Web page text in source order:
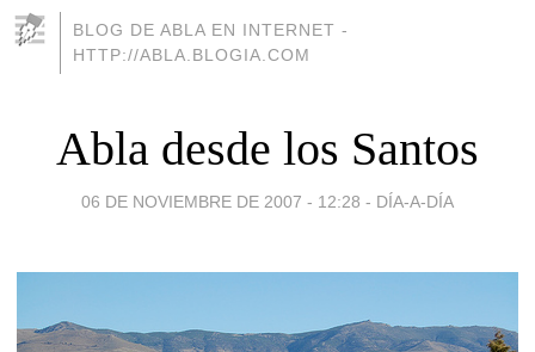
BLOG DE ABLA EN INTERNET -
HTTP://ABLA.BLOGIA.COM
Abla desde los Santos
06 DE NOVIEMBRE DE 2007 - 12:28 - DÍA-A-DÍA